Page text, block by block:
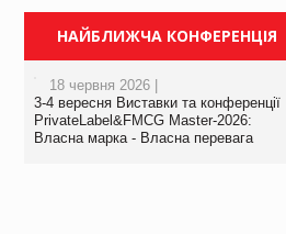
Брагина Людмила
Просування компанії на
www.trademaster.ua.
правила. Особливості.
НАЙБЛИЖЧА КОНФЕРЕНЦІЯ
18 червня 2026 |
3-4 вересня Виставки та конференції
PrivateLabel&FMCG Master-2026:
Власна марка - Власна перевага